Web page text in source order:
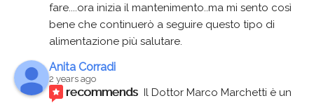
fare....ora inizia il mantenimento..ma mi sento così
bene che continuerò a seguire questo tipo di
alimentazione più salutare.
Anita Corradi
2 years ago
recommends Il Dottor Marco Marchetti è un